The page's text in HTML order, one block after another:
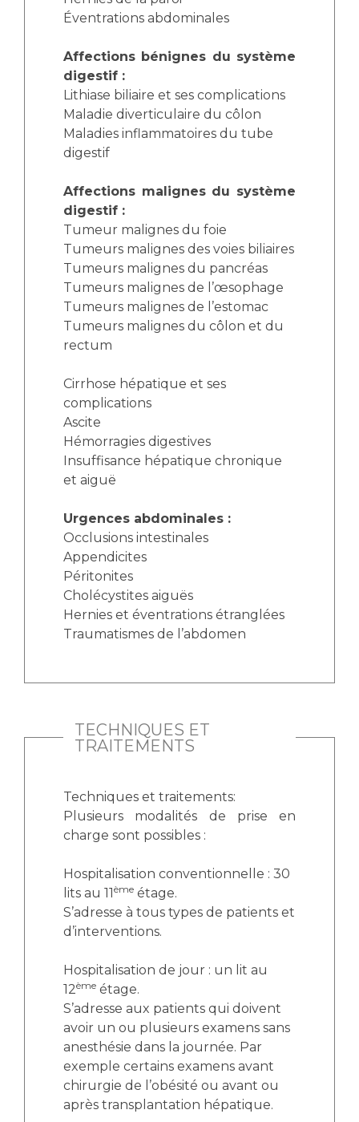
Éventrations abdominales
Affections bénignes du système
digestif :
Lithiase biliaire et ses complications
Maladie diverticulaire du côlon
Maladies inflammatoires du tube
digestif
Affections malignes du système
digestif :
Tumeur malignes du foie
Tumeurs malignes des voies biliaires
Tumeurs malignes du pancréas
Tumeurs malignes de l’œsophage
Tumeurs malignes de l’estomac
Tumeurs malignes du côlon et du
rectum
Cirrhose hépatique et ses
complications
Ascite
Hémorragies digestives
Insuffisance hépatique chronique
et aiguë
Urgences abdominales :
Occlusions intestinales
Appendicites
Péritonites
Cholécystites aiguës
Hernies et éventrations étranglées
Traumatismes de l’abdomen
TECHNIQUES ET
TRAITEMENTS
Techniques et traitements:
Plusieurs modalités de prise en
charge sont possibles :
Hospitalisation conventionnelle : 30
lits au 11ème étage.
S’adresse à tous types de patients et
d’interventions.
Hospitalisation de jour : un lit au
12ème étage.
S’adresse aux patients qui doivent
avoir un ou plusieurs examens sans
anesthésie dans la journée. Par
exemple certains examens avant
chirurgie de l’obésité ou avant ou
après transplantation hépatique.